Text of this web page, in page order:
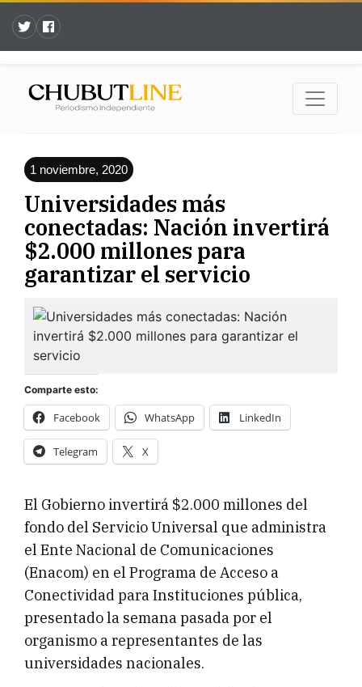
1 noviembre, 2020
Universidades más
conectadas: Nación invertirá
$2.000 millones para
garantizar el servicio
Comparte esto:
Facebook WhatsApp LinkedIn
Telegram X
El Gobierno invertirá $2.000 millones del
fondo del Servicio Universal que administra
el Ente Nacional de Comunicaciones
(Enacom) en el Programa de Acceso a
Conectividad para Instituciones pública,
presentado la semana pasada por el
organismo a representantes de las
universidades nacionales.